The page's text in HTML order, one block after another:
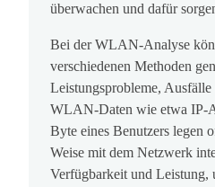
überwachen und dafür
Bei der WLAN-Analyse
verschiedenen Methoden
Leistungsprobleme,
WLAN-Daten wie etwa IP-
Byte eines Benutzers legen
Weise mit dem Netzwerk
Verfügbarkeit und Leistung,